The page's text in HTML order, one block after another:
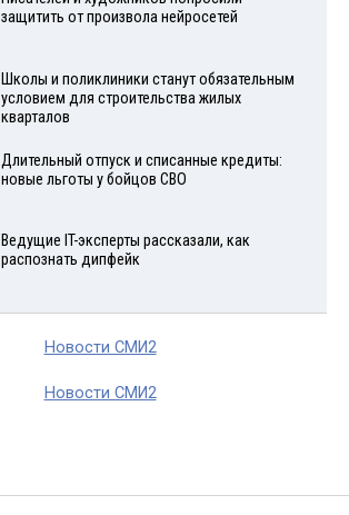
защитить от произвола нейросетей
Школы и поликлиники станут обязательным
условием для строительства жилых
кварталов
Длительный отпуск и списанные кредиты:
новые льготы у бойцов СВО
Ведущие IT-эксперты рассказали, как
распознать дипфейк
Новости СМИ2
Новости СМИ2